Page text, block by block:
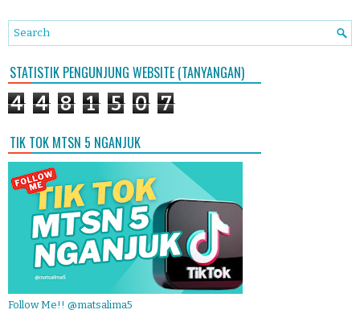
STATISTIK PENGUNJUNG WEBSITE (TANYANGAN)
4 4 8 1 5 0 7
TIK TOK MTSN 5 NGANJUK
Follow Me!! @matsalima5